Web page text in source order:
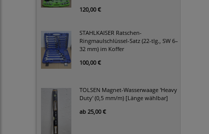
120,00 €
STAHLKAISER Ratschen-
Ringmaulschlüssel-Satz (22-tlg., SW 6–
32 mm) im Koffer
100,00 €
TOLSEN Magnet-Wasserwaage 'Heavy
Duty' (0,5 mm/m) [Länge wählbar]
ab 25,00 €